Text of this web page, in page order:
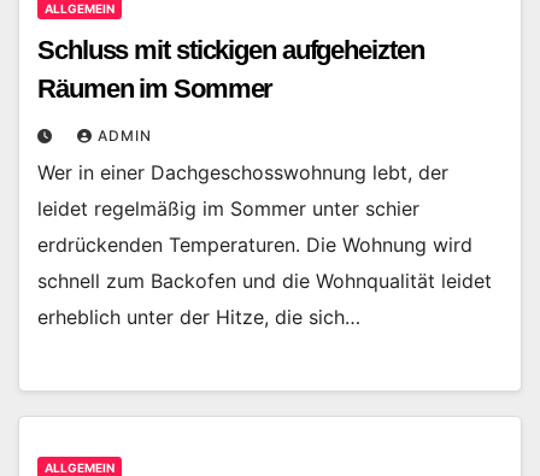
ALLGEMEIN
Schluss mit stickigen aufgeheizten
Räumen im Sommer
ADMIN
Wer in einer Dachgeschosswohnung lebt, der
leidet regelmäßig im Sommer unter schier
erdrückenden Temperaturen. Die Wohnung wird
schnell zum Backofen und die Wohnqualität leidet
erheblich unter der Hitze, die sich…
ALLGEMEIN